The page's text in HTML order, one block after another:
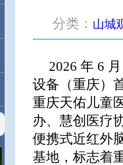
分类： 山城
2026 年 6
设备（重庆）
重庆天佑儿童
办、慧创医疗
便携式近红外
基地，标志着